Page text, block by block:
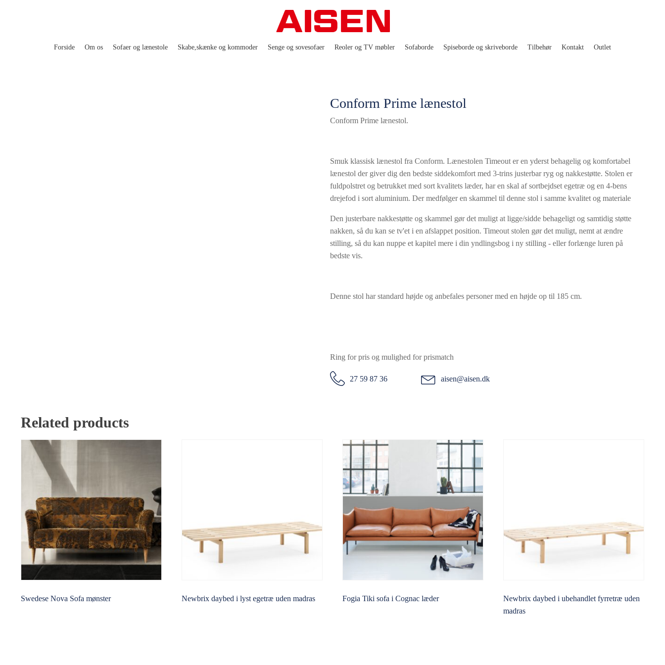
Forside Om os Sofaer og lænestole Skabe,skænke og kommoder Senge og sovesofaer Reoler og TV møbler Sofaborde Spiseborde og skriveborde Tilbehør Kontakt Outlet
Conform Prime lænestol
Conform Prime lænestol.
Smuk klassisk lænestol fra Conform. Lænestolen Timeout er en yderst behagelig og komfortabel
lænestol der giver dig den bedste siddekomfort med 3-trins justerbar ryg og nakkestøtte. Stolen er
fuldpolstret og betrukket med sort kvalitets læder, har en skal af sortbejdset egetræ og en 4-bens
drejefod i sort aluminium. Der medfølger en skammel til denne stol i samme kvalitet og materiale
Den justerbare nakkestøtte og skammel gør det muligt at ligge/sidde behageligt og samtidig støtte
nakken, så du kan se tv'et i en afslappet position. Timeout stolen gør det muligt, nemt at ændre
stilling, så du kan nuppe et kapitel mere i din yndlingsbog i ny stilling - eller forlænge luren på
bedste vis.
Denne stol har standard højde og anbefales personer med en højde op til 185 cm.
Ring for pris og mulighed for prismatch
27 59 87 36 aisen@aisen.dk
Related products
Swedese Nova Sofa mønster Newbrix daybed i lyst egetræ uden madras Fogia Tiki sofa i Cognac læder
Newbrix daybed i ubehandlet fyrretræ uden
madras